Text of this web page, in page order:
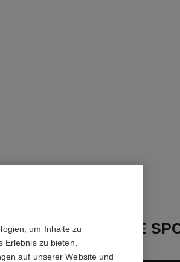
ALLURE HOMME
EXTRÊME
um Inhalte zu
zu bieten,
auf unserer Website und